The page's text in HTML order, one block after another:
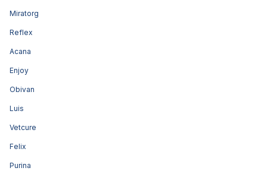
Miratorg
Reflex
Acana
Enjoy
Obivan
Luis
Vetcure
Felix
Purina